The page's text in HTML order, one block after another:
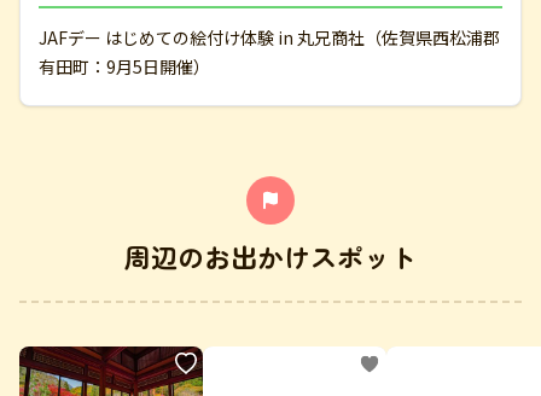
JAFデー はじめての絵付け体験 in 丸兄商社（佐賀県西松浦郡
有田町：9月5日開催）
周辺のお出かけスポット